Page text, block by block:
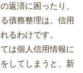
返済に困ったり、
債務整理は、信用
るわけです。
は個人信用情報に
してしまうと、新